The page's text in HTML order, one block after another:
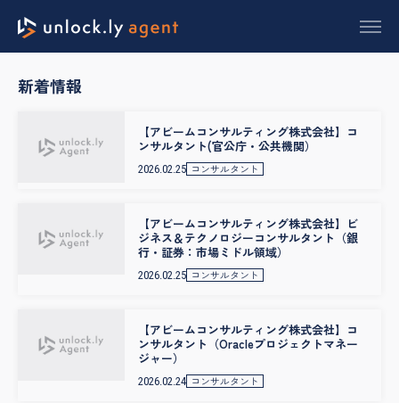
新着情報
【アビームコンサルティング株式会社】コ
ンサルタント(官公庁・公共機関）
2026.02.25 コンサルタント
【アビームコンサルティング株式会社】ビ
ジネス＆テクノロジーコンサルタント（銀
行・証券：市場ミドル領域）
2026.02.25 コンサルタント
【アビームコンサルティング株式会社】コ
ンサルタント（Oracleプロジェクトマネー
ジャー）
2026.02.24 コンサルタント